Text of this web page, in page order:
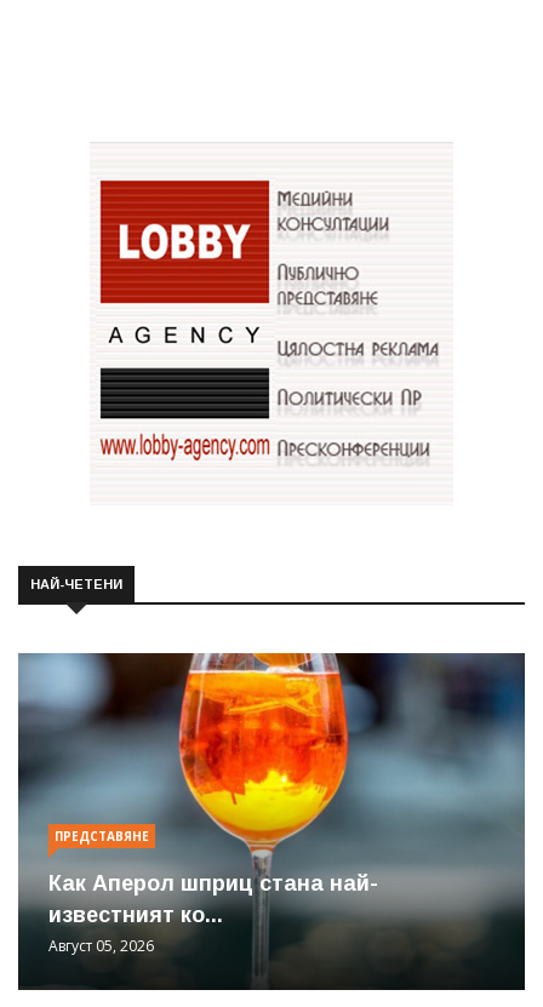
НАЙ-ЧЕТЕНИ
ПРЕДСТАВЯНЕ
Как Аперол шприц стана най-
известният ко...
Август 05, 2026